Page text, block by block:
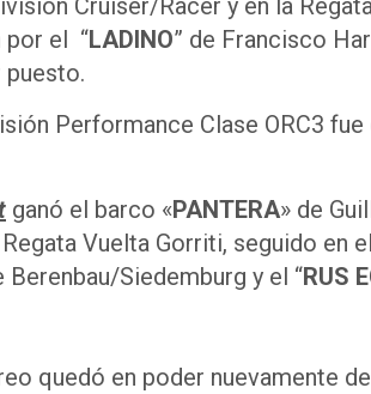
Cruiser/Racer y en la
por el “LADINO” de Francisco
Performance Clase ORC3 fue
ganó el barco «PANTERA» de
Vuelta Gorriti, seguido en
Berenbau/Siedemburg y el “RUS
quedó en poder nuevamente